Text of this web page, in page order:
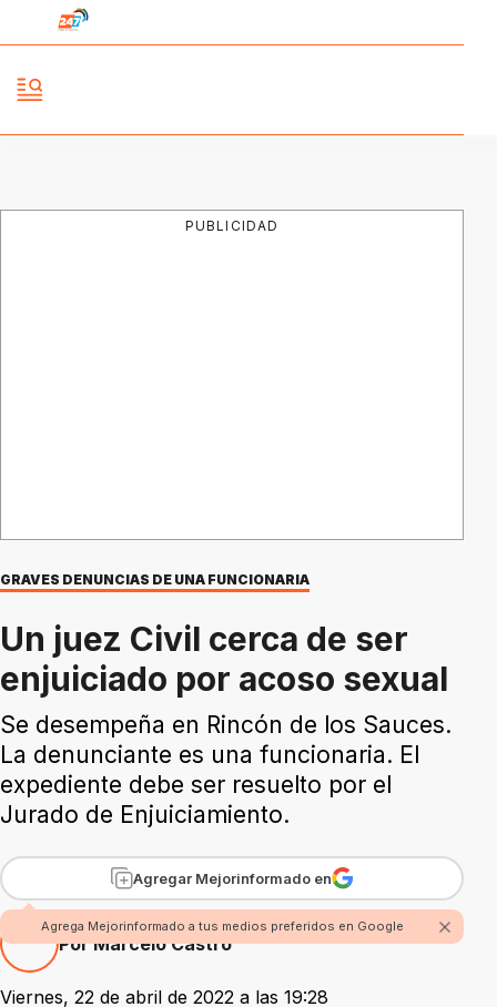
PUBLICIDAD
GRAVES DENUNCIAS DE UNA FUNCIONARIA
Un juez Civil cerca de ser
enjuiciado por acoso sexual
Se desempeña en Rincón de los Sauces.
La denunciante es una funcionaria. El
expediente debe ser resuelto por el
Jurado de Enjuiciamiento.
Agregar Mejorinformado en
Agrega Mejorinformado a tus medios preferidos en Google
Por Marcelo Castro
Viernes, 22 de abril de 2022 a las 19:28